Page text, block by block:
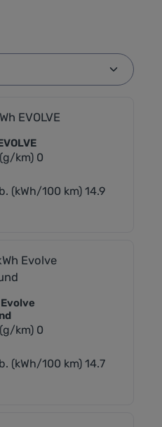
km) 0
(kWh/100 km) 14.9
km) 0
(kWh/100 km) 14.7